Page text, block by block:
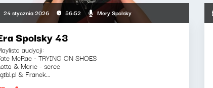
24 stycznia 2026 56:52 Mery Spolsky
Spolsky 43
audycji:
McRae - TRYING ON SHOES
& Marie - serce
& Franek...